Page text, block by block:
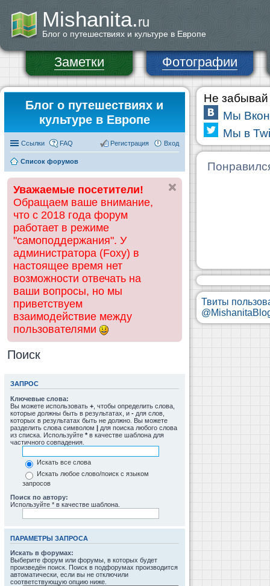
Mishanita.ru
Блог о путешествиях и культуре в Европе
Заметки Фотографии
Блог о путешествиях и
культуре в Европе
Ссылки FAQ Вход
Регистрация
Список форумов
Уважаемые посетители!
Обращаем ваше внимание,
что с 2018 года форум
работает в режиме
"самоподдержания". У
администратора (Foxy) в
настоящее время нет
возможности отвечать на
ваши вопросы, но мы
приветствуем
взаимодействие между
пользователями
Поиск
ЗАПРОС
Ключевые слова:
Вы можете использовать + , чтобы определить слова,
которые должны быть в результатах, и - для слов,
которых в результатах быть не должно. Вы можете
разделить слова символом | для поиска любого слова
из списка. Используйте * в качестве шаблона для
частичного совпадения.
Искать все слова
Искать любое слово/поиск с языком
запросов
Поиск по автору:
Используйте * в качестве шаблона.
ПАРАМЕТРЫ ЗАПРОСА
Искать в форумах:
Выберите форум или форумы, в которых будет
произведён поиск. Поиск в подфорумах производится
автоматически, если вы не отключили
соответствующую опцию ниже.
Не забывай
Мы
Мы в
Твиты